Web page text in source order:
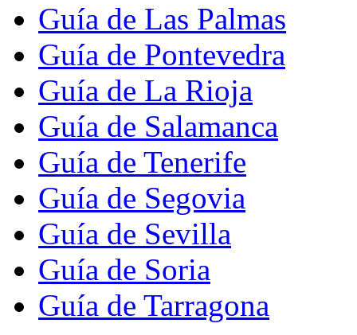
Guía de Las Palmas
Guía de Pontevedra
Guía de La Rioja
Guía de Salamanca
Guía de Tenerife
Guía de Segovia
Guía de Sevilla
Guía de Soria
Guía de Tarragona